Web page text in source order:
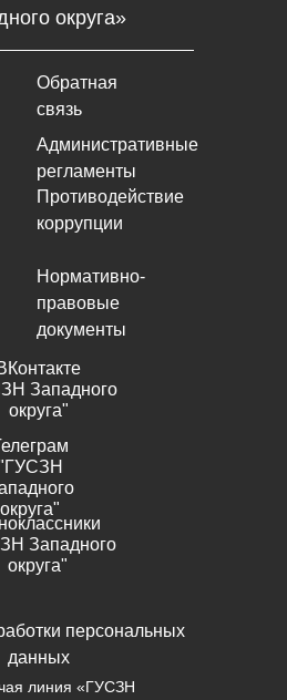
линия «ГУСЗН
Противодействие
коррупции
персональных
данных
Обратная
связь
Административные
регламенты
Нормативно-
правовые
документы
Западного
округа"
округа"
Западного
округа"
округа»